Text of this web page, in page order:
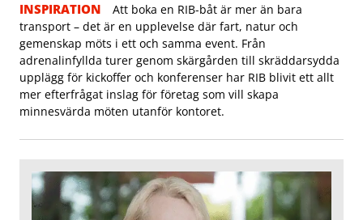
INSPIRATION
Att boka en RIB-båt är mer än bara
transport – det är en upplevelse där fart, natur och
gemenskap möts i ett och samma event. Från
adrenalinfyllda turer genom skärgården till skräddarsydda
upplägg för kickoffer och konferenser har RIB blivit ett allt
mer efterfrågat inslag för företag som vill skapa
minnesvärda möten utanför kontoret.